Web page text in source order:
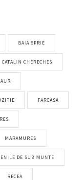
BAIA SPRIE
CATALIN CHERECHES
FARCASA
MARAMURES
DE SUB MUNTE
RECEA